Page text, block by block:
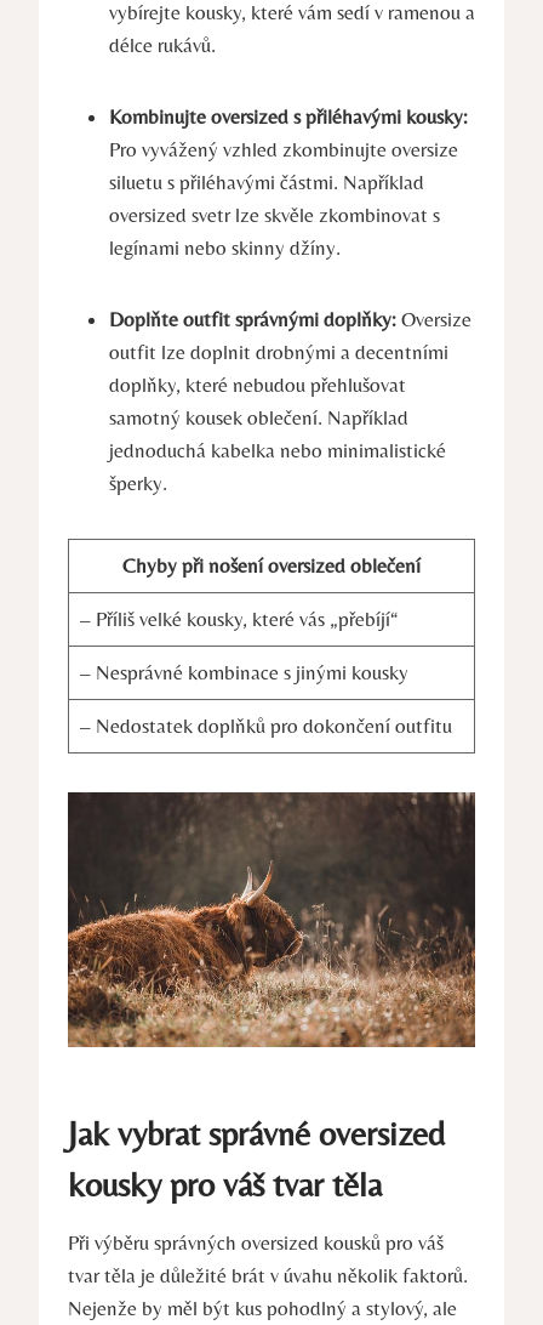
vybírejte kousky, které vám sedí v ramenou a
délce rukávů.
Kombinujte oversized s přiléhavými kousky:
Pro vyvážený vzhled zkombinujte oversize
siluetu s přiléhavými částmi. Například
oversized svetr lze skvěle zkombinovat s
legínami nebo skinny džíny.
Doplňte outfit správnými doplňky: Oversize
outfit lze doplnit drobnými a decentními
doplňky, které nebudou přehlušovat
samotný kousek oblečení. Například
jednoduchá kabelka nebo minimalistické
šperky.
Chyby při nošení oversized oblečení
– Příliš velké kousky, které vás „přebíjí“
– Nesprávné kombinace s jinými kousky
– Nedostatek doplňků pro dokončení outfitu
Jak vybrat správné oversized
kousky pro váš tvar těla
Při výběru správných oversized kousků pro váš
tvar těla je důležité brát v úvahu několik faktorů.
Nejenže by měl být kus pohodlný a stylový, ale